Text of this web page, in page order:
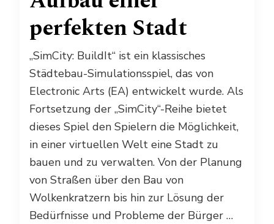
perfekten Stadt
„SimCity: BuildIt“ ist ein klassisches
Städtebau-Simulationsspiel, das von
Electronic Arts (EA) entwickelt wurde. Als
Fortsetzung der „SimCity“-Reihe bietet
dieses Spiel den Spielern die Möglichkeit,
in einer virtuellen Welt eine Stadt zu
bauen und zu verwalten. Von der Planung
von Straßen über den Bau von
Wolkenkratzern bis hin zur Lösung der
Bedürfnisse und Probleme der Bürger …